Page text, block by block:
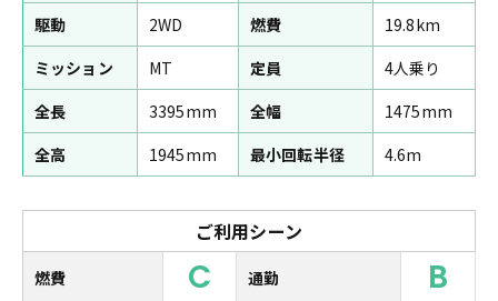
駆動
2WD 燃費
19.8km
ミッション
MT 定員
4人乗り
全長
3395mm 全幅
1475mm
全高
1945mm 最小回転半径 4.6m
ご利用シーン
燃費 C 通勤 B